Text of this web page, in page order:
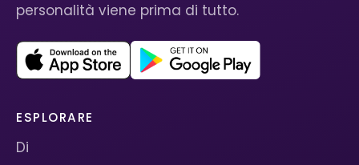
personalità viene prima di tutto.
ESPLORARE
Di